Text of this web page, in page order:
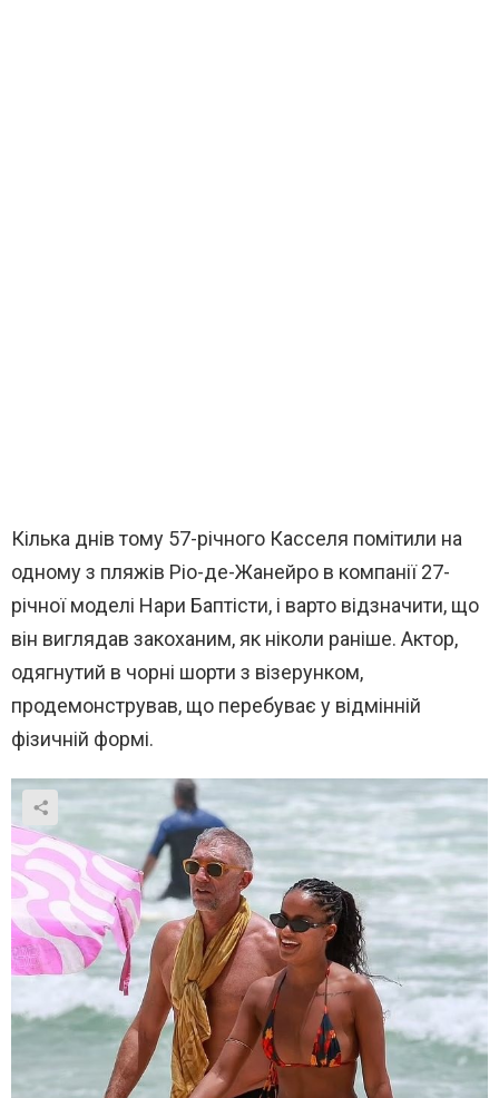
Кілька днів тому 57-річного Касселя помітили на
одному з пляжів Ріо-де-Жанейро в компанії 27-
річної моделі Нари Баптісти, і варто відзначити, що
він виглядав закоханим, як ніколи раніше. Актор,
одягнутий в чорні шорти з візерунком,
продемонстрував, що перебуває у відмінній
фізичній формі.